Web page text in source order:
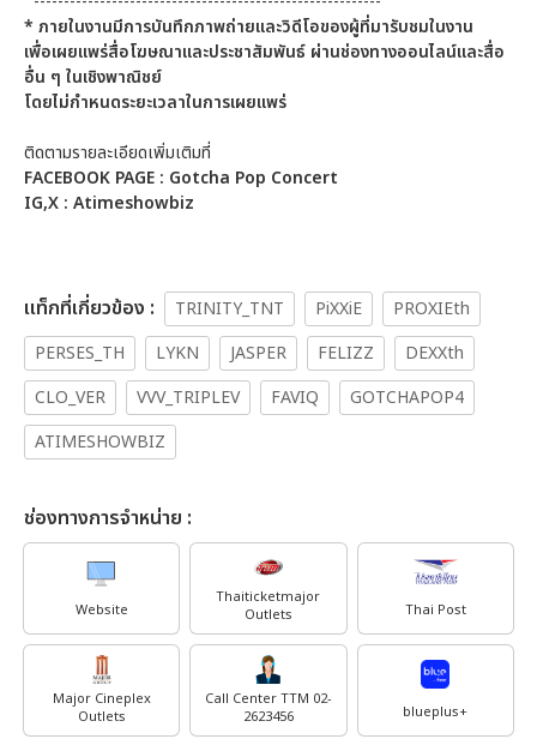
* ภายในงานมีการบันทึกภาพถ่ายและวิดีโอของผู้ที่มารับชมในงาน
เพื่อเผยแพร่สื่อโฆษณาและประชาสัมพันธ์ ผ่านช่องทางออนไลน์และสื่อ
อื่น ๆ ในเชิงพาณิชย์
โดยไม่กำหนดระยะเวลาในการเผยแพร่
ติดตามรายละเอียดเพิ่มเติมที่
FACEBOOK PAGE : Gotcha Pop Concert
IG,X : Atimeshowbiz
เเท็กที่เกี่ยวข้อง : TRINITY_TNT PiXXiE
PROXIEth
PERSES_TH
LYKN JASPER FELIZZ
DEXXth
CLO_VER
VVV_TRIPLEV FAVIQ
GOTCHAPOP4
ATIMESHOWBIZ
ช่องทางการจำหน่าย :
Website
Thaiticketmajor
Outlets
Thai Post
Major Cineplex
Outlets
Call Center TTM 02-
2623456
blueplus+